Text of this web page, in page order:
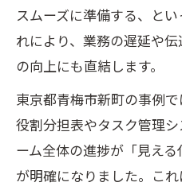
スムーズに準備する、と
れにより、業務の遅延や
の向上にも直結します。
東京都青梅市新町の事例
役割分担表やタスク管理
ーム全体の進捗が「見え
が明確になりました。こ